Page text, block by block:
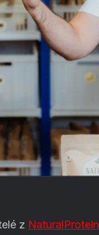
z NaturalProtein